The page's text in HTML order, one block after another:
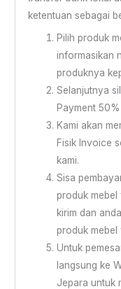
ketentuan sebagai
Pilih produk
informasikan
produknya
Selanjutnya
Payment
Kami akan
Fisik Invoice
kami.
Sisa
produk mebel
kirim dan
produk mebel
Untuk
langsung ke
Jepara untuk